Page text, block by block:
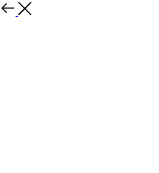
Назад